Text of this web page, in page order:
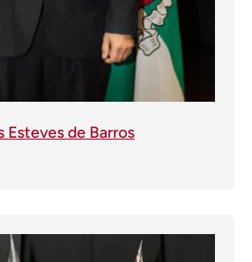
Esteves de Barros